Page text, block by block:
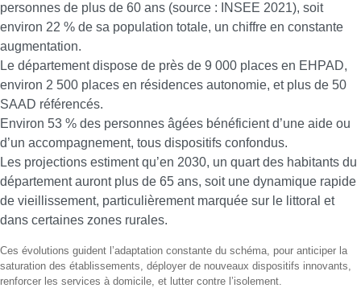
personnes de plus de 60 ans (source : INSEE 2021), soit
environ 22 % de sa population totale, un chiffre en constante
augmentation.
Le département dispose de près de 9 000 places en EHPAD,
environ 2 500 places en résidences autonomie, et plus de 50
SAAD référencés.
Environ 53 % des personnes âgées bénéficient d’une aide ou
d’un accompagnement, tous dispositifs confondus.
Les projections estiment qu’en 2030, un quart des habitants du
département auront plus de 65 ans, soit une dynamique rapide
de vieillissement, particulièrement marquée sur le littoral et
dans certaines zones rurales.
Ces évolutions guident l’adaptation constante du schéma, pour anticiper la
saturation des établissements, déployer de nouveaux dispositifs innovants,
renforcer les services à domicile, et lutter contre l’isolement.